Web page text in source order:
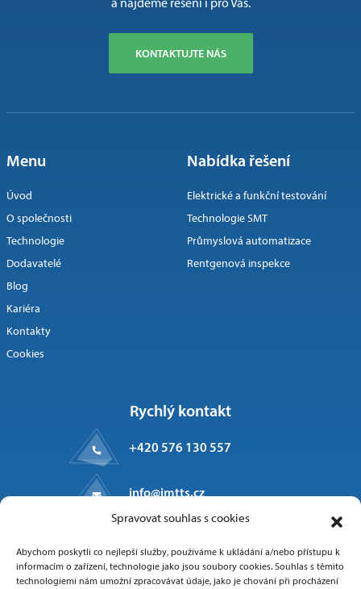
Spravovat souhlas s cookies
Abychom poskytli co nejlepší služby, používáme k ukládání a/nebo přístupu k
informacím o zařízení, technologie jako jsou soubory cookies. Souhlas s těmito
technologiemi nám umožní zpracovávat údaje, jako je chování při procházení
KONTAKTUJTE NÁS
Menu
Úvod
O společnosti
Technologie
Dodavatelé
Blog
Kariéra
Kontakty
Cookies
Nabídka řešení
Elektrické a funkční testování
Technologie SMT
Průmyslová automatizace
Rentgenová inspekce
Rychlý kontakt
+420 576 130 557
info@imtts.cz
Valašské Meziříčí, 757 01